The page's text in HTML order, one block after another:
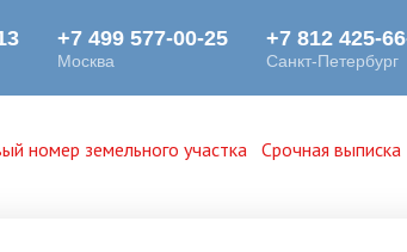
номер земельного участка Срочная выписка